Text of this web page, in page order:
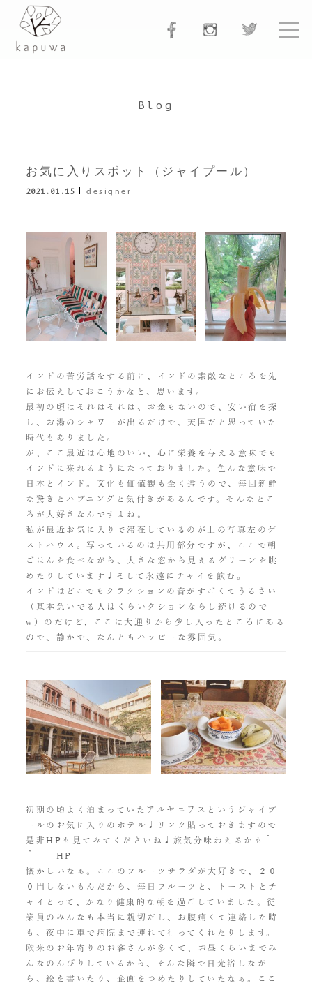
Blog
お気に入りスポット（ジャイプール）
2021.01.15 designer
インドの苦労話をする前に、インドの素敵なところを先
にお伝えしておこうかなと、思います。
最初の頃はそれはそれは、お金もないので、安い宿を探
し、お湯のシャワーが出るだけで、天国だと思っていた
時代もありました。
が、ここ最近は心地のいい、心に栄養を与える意味でも
インドに来れるようになっておりました。色んな意味で
日本とインド。文化も価値観も全く違うので、毎回新鮮
な驚きとハプニングと気付きがあるんです。そんなとこ
ろが大好きなんですよね。
私が最近お気に入りで滞在しているのが上の写真左のゲ
ストハウス。写っているのは共用部分ですが、ここで朝
ごはんを食べながら、大きな窓から見えるグリーンを眺
めたりしています♩そして永遠にチャイを飲む。
インドはどこでもクラクションの音がすごくてうるさい
（基本急いでる人はくらいクションならし続けるので
w）のだけど、ここは大通りから少し入ったところにある
ので、静かで、なんともハッピーな雰囲気。
初期の頃よく泊まっていたアルヤニワスというジャイプ
ールのお気に入りのホテル♩リンク貼っておきますので
是非HPも見てみてくださいね♩旅気分味わえるかも＾
HP
懐かしいなぁ。ここのフルーツサラダが大好きで、２０
０円しないもんだから、毎日フルーツと、トーストとチ
ャイとって、かなり健康的な朝を過ごしていました。従
業員のみんなも本当に親切だし、お腹痛くて連絡した時
も、夜中に車で病院まで連れて行ってくれたりします。
欧米のお年寄りのお客さんが多くて、お昼くらいまでみ
んなのんびりしているから、そんな隣で日光浴しなが
ら、絵を書いたり、企画をつめたりしていたなぁ。ここ